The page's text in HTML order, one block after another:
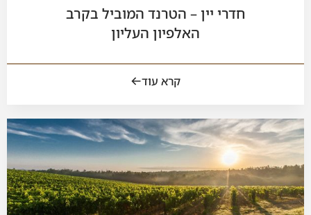
חדרי יין – הטרנד המוביל בקרב
האלפיון העליון
קרא עוד